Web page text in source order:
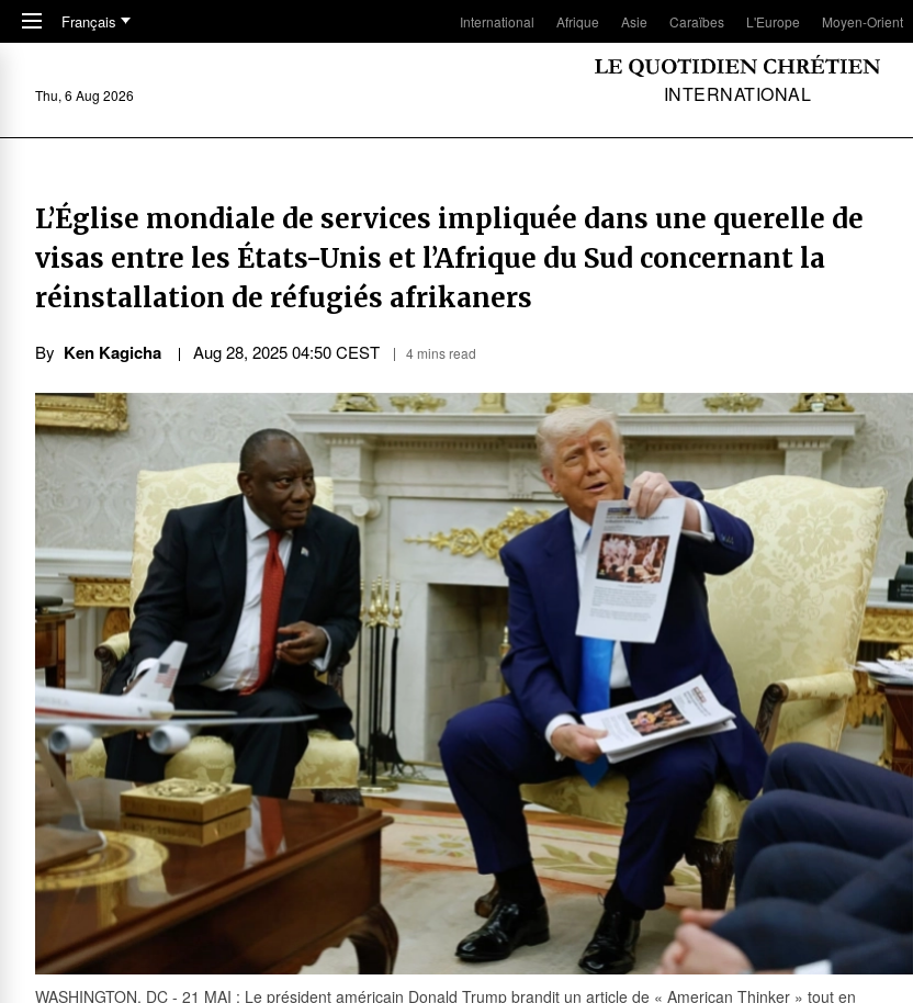
Skip to main content
Français International Afrique Asie Caraïbes L'Europe Moyen-Orient
INTERNATIONAL
Thu, 6 Aug 2026
L’Église mondiale de services impliquée dans une querelle de
visas entre les États-Unis et l’Afrique du Sud concernant la
réinstallation de réfugiés afrikaners
By Ken Kagicha Aug 28, 2025 04:50 CEST 4 mins read
WASHINGTON, DC - 21 MAI : Le président américain Donald Trump brandit un article de « American Thinker » tout en